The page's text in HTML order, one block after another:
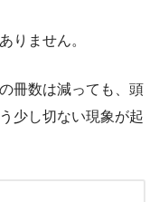
りません。
冊数は減っても、頭
少し切ない現象が起